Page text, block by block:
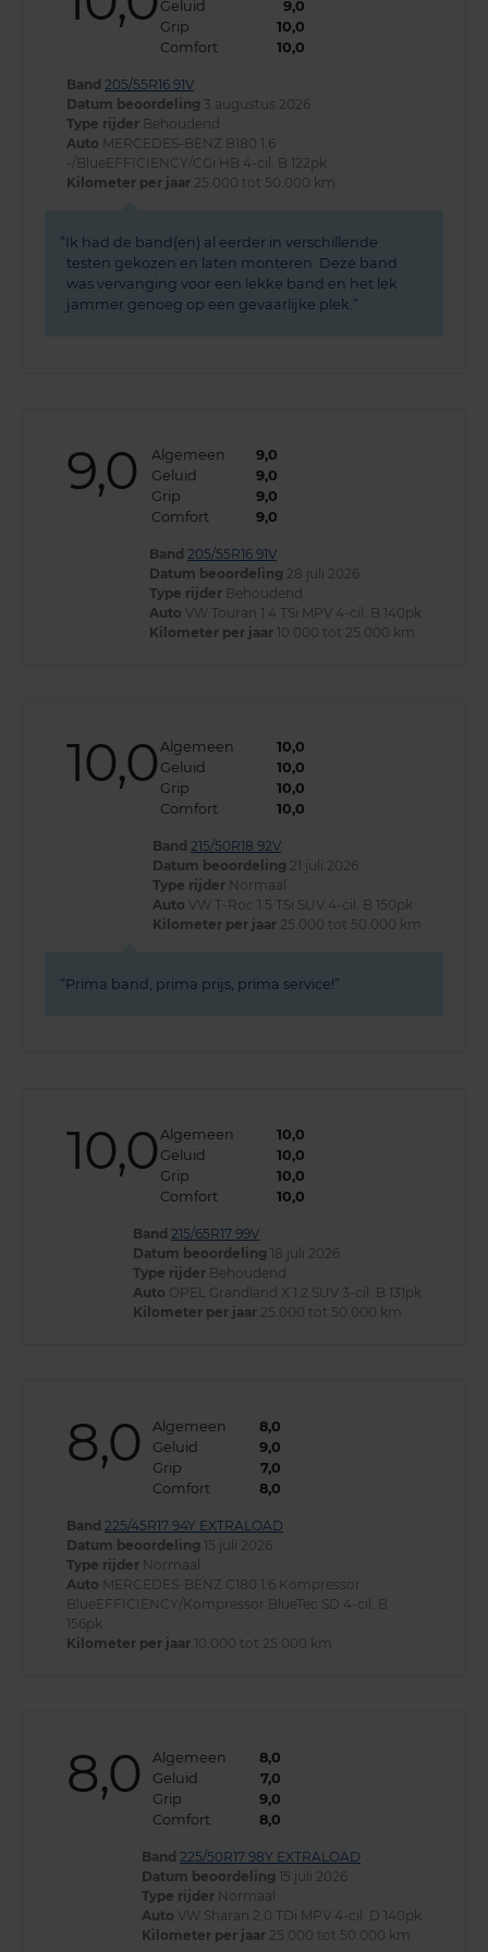
Geluid
9,0
Grip
10,0
Comfort
10,0
Band 205/55R16 91V
Datum beoordeling 3 augustus 2026
Type rijder Behoudend
Auto MERCEDES-BENZ B180 1.6
-/BlueEFFICIENCY/CGi HB 4-cil. B 122pk
Kilometer per jaar 25.000 tot 50.000 km
Ik had de band(en) al eerder in verschillende
testen gekozen en laten monteren. Deze band
was vervanging voor een lekke band en het lek
jammer genoeg op een gevaarlijke plek.
9,0 Algemeen
9,0
Geluid
9,0
Grip
9,0
Comfort
9,0
Band 205/55R16 91V
Datum beoordeling 28 juli 2026
Type rijder Behoudend
Auto VW Touran 1.4 TSi MPV 4-cil. B 140pk
Kilometer per jaar 10.000 tot 25.000 km
10,0 Algemeen
10,0
Geluid
10,0
Grip
10,0
Comfort
10,0
Band 215/50R18 92V
Datum beoordeling 21 juli 2026
Type rijder Normaal
Auto VW T-Roc 1.5 TSi SUV 4-cil. B 150pk
Kilometer per jaar 25.000 tot 50.000 km
Prima band, prima prijs, prima service!
10,0 Algemeen
10,0
Geluid
10,0
Grip
10,0
Comfort
10,0
Band 215/65R17 99V
Datum beoordeling 18 juli 2026
Type rijder Behoudend
Auto OPEL Grandland X 1.2 SUV 3-cil. B 131pk
Kilometer per jaar 25.000 tot 50.000 km
8,0 Algemeen
8,0
Geluid
9,0
Grip
7,0
Comfort
8,0
Band 225/45R17 94Y EXTRALOAD
Datum beoordeling 15 juli 2026
Type rijder Normaal
Auto MERCEDES-BENZ C180 1.6 Kompressor
BlueEFFICIENCY/Kompressor BlueTec SD 4-cil. B
156pk
Kilometer per jaar 10.000 tot 25.000 km
8,0 Algemeen
8,0
Geluid
7,0
Grip
9,0
Comfort
8,0
Band 225/50R17 98Y EXTRALOAD
Datum beoordeling 15 juli 2026
Type rijder Normaal
Auto VW Sharan 2.0 TDi MPV 4-cil. D 140pk
Kilometer per jaar 25.000 tot 50.000 km